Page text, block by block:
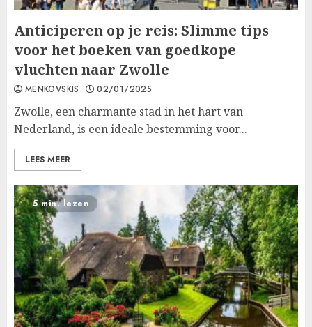
Anticiperen op je reis: Slimme tips
voor het boeken van goedkope
vluchten naar Zwolle
MENKOVSKIS 02/01/2025
Zwolle, een charmante stad in het hart van
Nederland, is een ideale bestemming voor...
LEES MEER
5 min. lezen